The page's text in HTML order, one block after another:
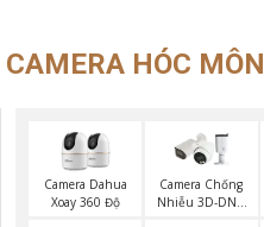
CAMERA HÓC MÔN
Camera Dahua
Xoay 360 Độ
Camera Chống
Nhiễu 3D-DNR